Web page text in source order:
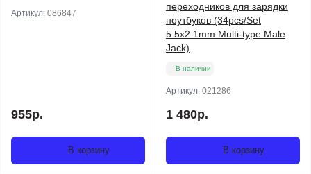
Артикул: 086847
955р.
В корзину
переходников для зарядки
ноутбуков (34pcs/Set
5.5x2.1mm Multi-type Male
Jack)
В наличии
Артикул: 021286
1 480р.
В корзину